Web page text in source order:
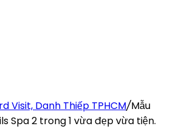
Visit, Danh Thiếp TPHCM/Mẫu
Spa 2 trong 1 vừa đẹp vừa tiện.